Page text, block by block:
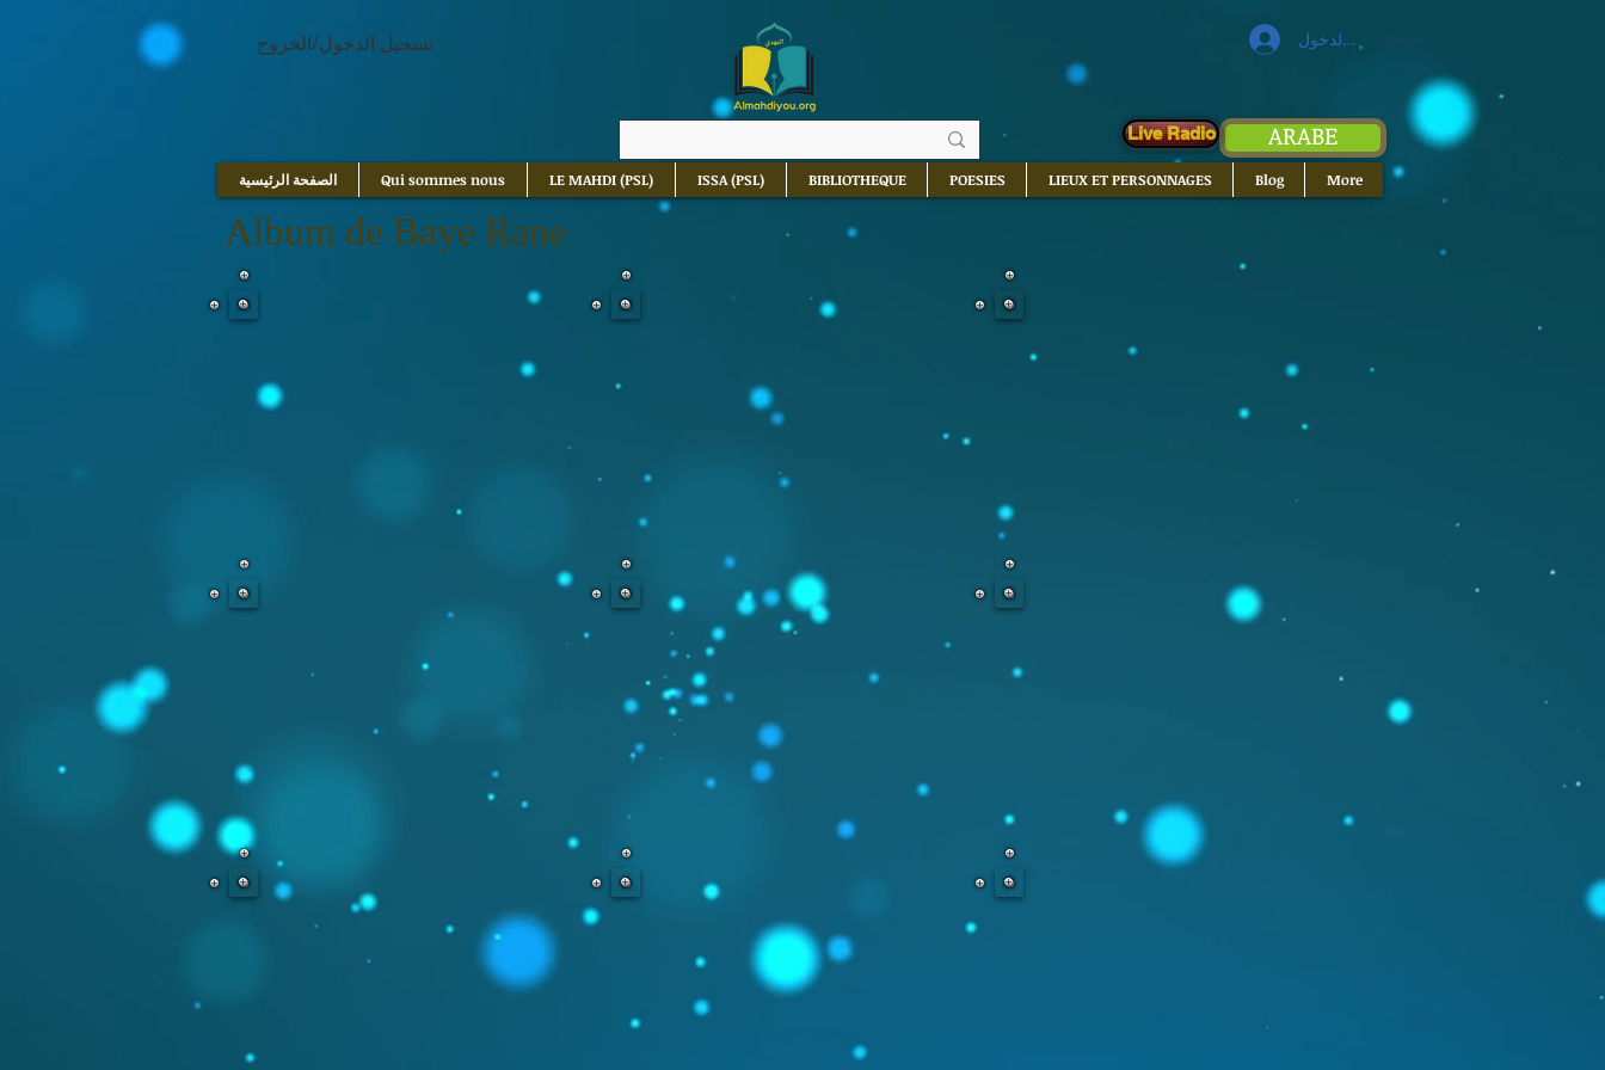
تسجيل الدخول/الخروج تسجيل الدخول
ARABE
Live Radio
الصفحة الرئيسية Qui sommes nous LE MAHDI (PSL) ISSA (PSL) BIBLIOTHEQUE POESIES LIEUX ET PERSONNAGES Blog More
Album de Baye Rane